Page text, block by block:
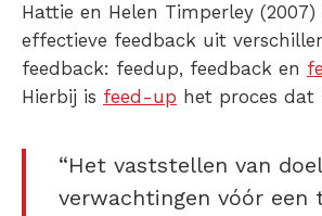
Hattie en Helen Timperley
effectieve feedback uit
feedback: feedup, feedback en
Hierbij is feed-up het proces
“Het vaststellen van
verwachtingen vóór een